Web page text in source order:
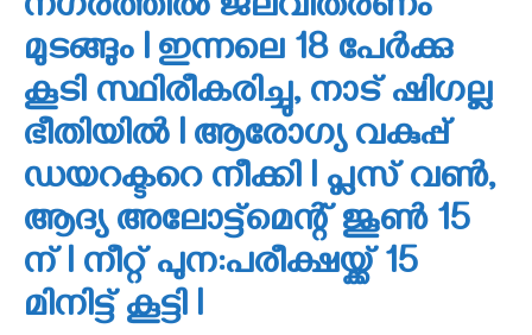
നഗരത്തിൽ ജലവിതരണം
മുടങ്ങും I ഇന്നലെ 18 പേര്‍ക്കു
കൂടി സ്ഥിരീകരിച്ചു, നാട് ഷിഗല്ല
ഭീതിയിൽ I ആരോഗ്യ വകുപ്പ്
ഡയറക്ടറെ നീക്കി l പ്ലസ് വണ്‍,
ആദ്യ അലോട്ട്‌മെന്റ് ജൂണ്‍ 15
ന് l നീറ്റ് പുന:പരീക്ഷയ്ക്ക് 15
മിനിട്ട് കൂട്ടി I